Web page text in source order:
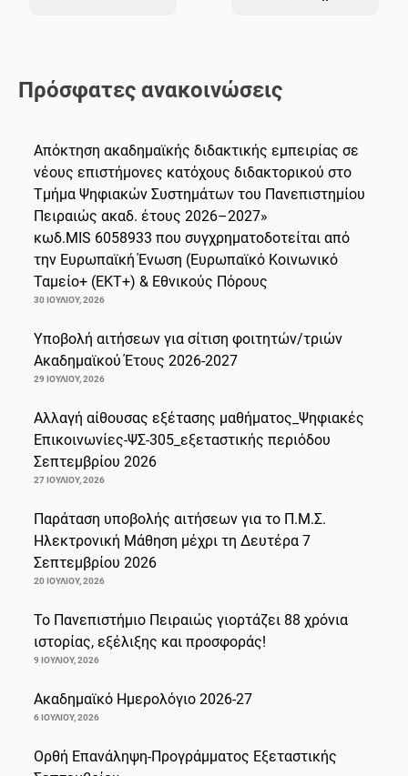
Πρόσφατες ανακοινώσεις
Απόκτηση ακαδημαϊκής διδακτικής εμπειρίας σε
νέους επιστήμονες κατόχους διδακτορικού στο
Τμήμα Ψηφιακών Συστημάτων του Πανεπιστημίου
Πειραιώς ακαδ. έτους 2026–2027»
κωδ.MIS 6058933 που συγχρηματοδοτείται από
την Ευρωπαϊκή Ένωση (Ευρωπαϊκό Κοινωνικό
Ταμείο+ (ΕΚΤ+) & Εθνικούς Πόρους
30 ΙΟΥΛΊΟΥ, 2026
Υποβολή αιτήσεων για σίτιση φοιτητών/τριών
Ακαδημαϊκού Έτους 2026-2027
29 ΙΟΥΛΊΟΥ, 2026
Αλλαγή αίθουσας εξέτασης μαθήματος_Ψηφιακές
Επικοινωνίες-ΨΣ-305_εξεταστικής περιόδου
Σεπτεμβρίου 2026
27 ΙΟΥΛΊΟΥ, 2026
Παράταση υποβολής αιτήσεων για το Π.Μ.Σ.
Ηλεκτρονική Μάθηση μέχρι τη Δευτέρα 7
Σεπτεμβρίου 2026
20 ΙΟΥΛΊΟΥ, 2026
Το Πανεπιστήμιο Πειραιώς γιορτάζει 88 χρόνια
ιστορίας, εξέλιξης και προσφοράς!
9 ΙΟΥΛΊΟΥ, 2026
Ακαδημαϊκό Ημερολόγιο 2026-27
6 ΙΟΥΛΊΟΥ, 2026
Ορθή Επανάληψη-Προγράμματος Εξεταστικής